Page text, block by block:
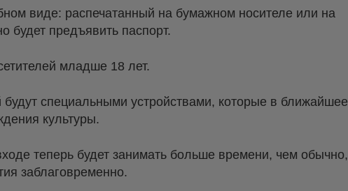
виде: распечатанный на бумажном носителе или на
будет предъявить паспорт.
младше 18 лет.
специальными устройствами, которые в ближайшее
культуры.
теперь будет занимать больше времени, чем обычно,
заблаговременно.